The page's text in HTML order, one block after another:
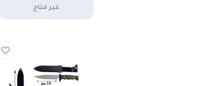
غير متاح